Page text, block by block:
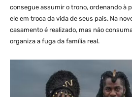
consegue assumir o trono, ordenando à
ele em troca da vida de seus pais. Na
casamento é realizado, mas não
organiza a fuga da família real.